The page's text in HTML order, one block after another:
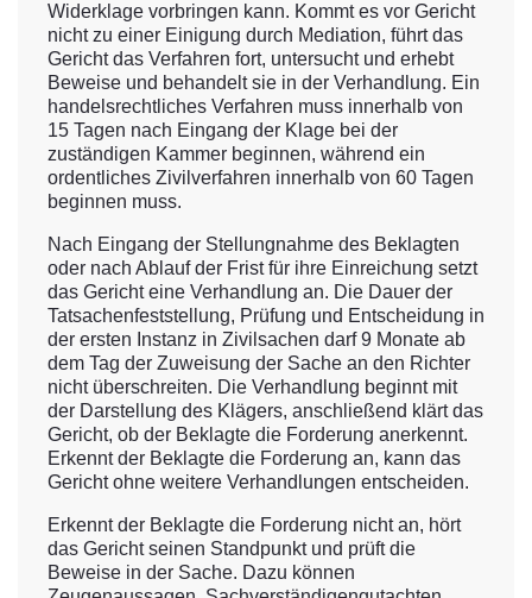
Widerklage vorbringen kann. Kommt es vor Gericht
nicht zu einer Einigung durch Mediation, führt das
Gericht das Verfahren fort, untersucht und erhebt
Beweise und behandelt sie in der Verhandlung. Ein
handelsrechtliches Verfahren muss innerhalb von
15 Tagen nach Eingang der Klage bei der
zuständigen Kammer beginnen, während ein
ordentliches Zivilverfahren innerhalb von 60 Tagen
beginnen muss.
Nach Eingang der Stellungnahme des Beklagten
oder nach Ablauf der Frist für ihre Einreichung setzt
das Gericht eine Verhandlung an. Die Dauer der
Tatsachenfeststellung, Prüfung und Entscheidung in
der ersten Instanz in Zivilsachen darf 9 Monate ab
dem Tag der Zuweisung der Sache an den Richter
nicht überschreiten. Die Verhandlung beginnt mit
der Darstellung des Klägers, anschließend klärt das
Gericht, ob der Beklagte die Forderung anerkennt.
Erkennt der Beklagte die Forderung an, kann das
Gericht ohne weitere Verhandlungen entscheiden.
Erkennt der Beklagte die Forderung nicht an, hört
das Gericht seinen Standpunkt und prüft die
Beweise in der Sache. Dazu können